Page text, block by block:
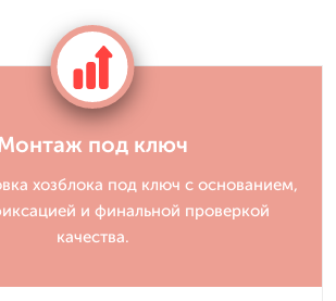
под ключ
хозблока под ключ с основанием,
и финальной проверкой
качества.